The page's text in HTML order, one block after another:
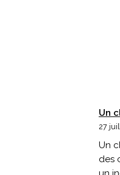
Un
27
Un
des